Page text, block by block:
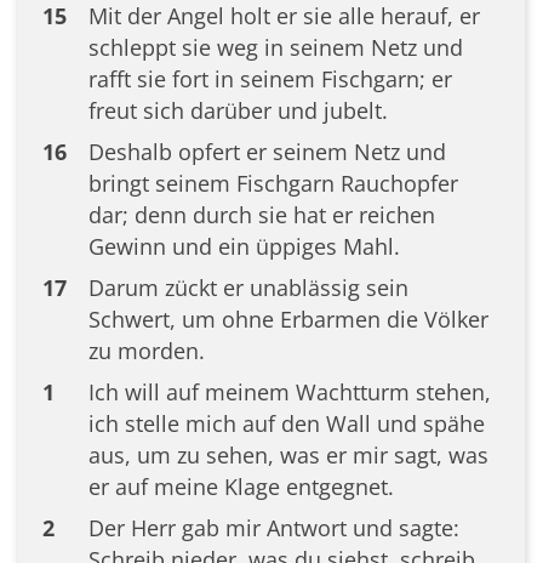
15
Mit der Angel holt er sie alle herauf, er
schleppt sie weg in seinem Netz und
rafft sie fort in seinem Fischgarn; er
freut sich darüber und jubelt.
16
Deshalb opfert er seinem Netz und
bringt seinem Fischgarn Rauchopfer
dar; denn durch sie hat er reichen
Gewinn und ein üppiges Mahl.
17
Darum zückt er unablässig sein
Schwert, um ohne Erbarmen die Völker
zu morden.
1
Ich will auf meinem Wachtturm stehen,
ich stelle mich auf den Wall und spähe
aus, um zu sehen, was er mir sagt, was
er auf meine Klage entgegnet.
2
Der Herr gab mir Antwort und sagte: